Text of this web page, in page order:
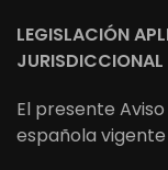
LEGISLACIÓN
JURISDICCIONAL
El presente
española